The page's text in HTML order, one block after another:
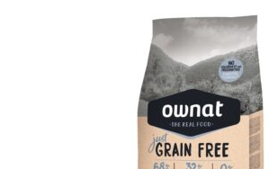
Apiterapia y productos de la colmena